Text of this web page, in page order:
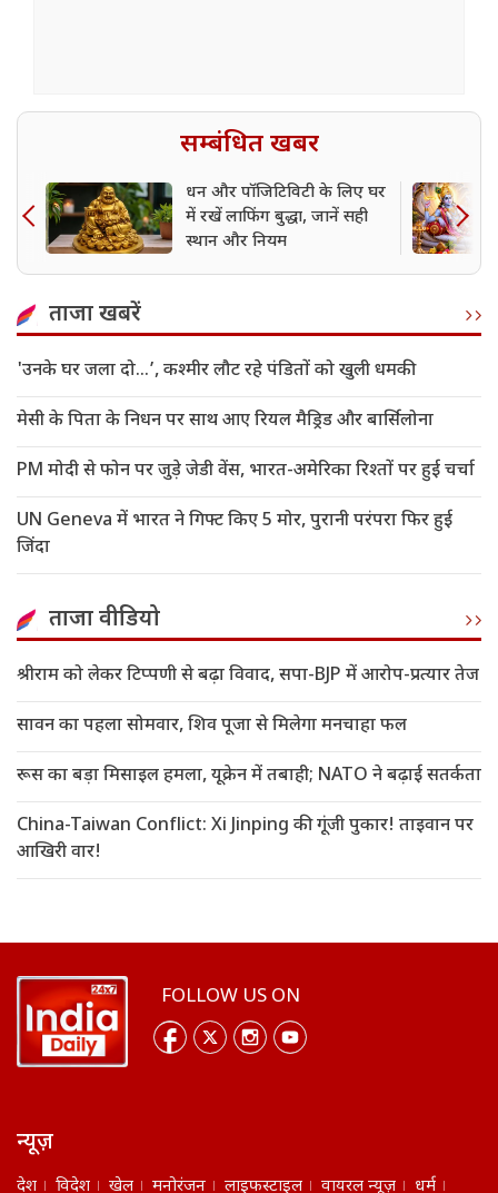
सम्बंधित खबर
धन और पॉजिटिविटी के लिए घर
में रखें लाफिंग बुद्धा, जानें सही
स्थान और नियम
ताजा खबरें
'उनके घर जला दो…’, कश्मीर लौट रहे पंडितों को खुली धमकी
मेसी के पिता के निधन पर साथ आए रियल मैड्रिड और बार्सिलोना
PM मोदी से फोन पर जुड़े जेडी वेंस, भारत-अमेरिका रिश्तों पर हुई चर्चा
UN Geneva में भारत ने गिफ्ट किए 5 मोर, पुरानी परंपरा फिर हुई
जिंदा
ताजा वीडियो
श्रीराम को लेकर टिप्पणी से बढ़ा विवाद, सपा-BJP में आरोप-प्रत्यार तेज
सावन का पहला सोमवार, शिव पूजा से मिलेगा मनचाहा फल
रूस का बड़ा मिसाइल हमला, यूक्रेन में तबाही; NATO ने बढ़ाई सतर्कता
China-Taiwan Conflict: Xi Jinping की गूंजी पुकार! ताइवान पर
आखिरी वार!
FOLLOW US ON
न्यूज़
देश विदेश खेल मनोरंजन लाइफस्टाइल वायरल न्यूज़ धर्म